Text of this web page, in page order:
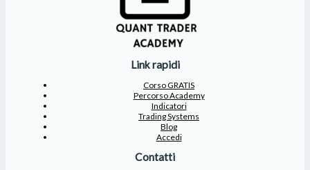
Link rapidi
Corso GRATIS
Percorso Academy
Indicatori
Trading Systems
Blog
Accedi
Contatti